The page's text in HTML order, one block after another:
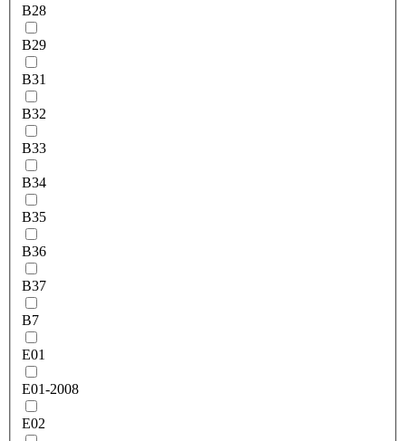
B28
B29
B31
B32
B33
B34
B35
B36
B37
B7
E01
E01-2008
E02